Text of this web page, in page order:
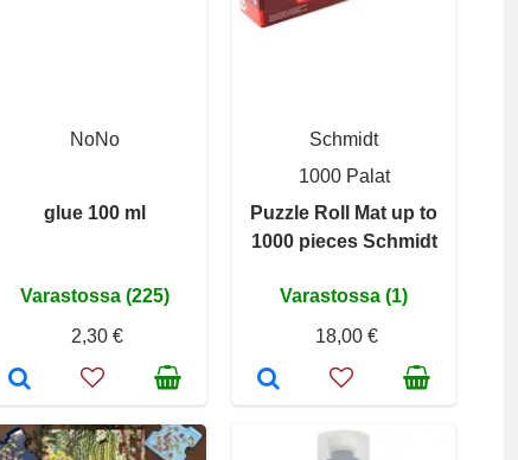
NoNo
glue 100 ml
Varastossa (225)
2,30 €
Schmidt
1000 Palat
Puzzle Roll Mat up to
1000 pieces Schmidt
Varastossa (1)
18,00 €